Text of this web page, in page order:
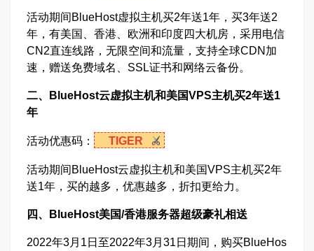
活动期间BlueHost虚拟主机买2年送1年，买3年送2
年，有美国、香港、欧洲和印度四大机房，采用电信
CN2直连线路，无限空间和流量，支持全球CDN加
速，赠送免费域名、SSL证书和网络云备份。
二、BlueHost云虚拟主机和美国VPS主机买2年送1
年
活动优惠码： TIGER
活动期间BlueHost云虚拟主机和美国VPS主机买2年
送1年，买的越多，优惠越多，折扣更给力。
四、BlueHost美国/香港服务器超级豪礼相送
2022年3月1日至2022年3月31日期间，购买BlueHos